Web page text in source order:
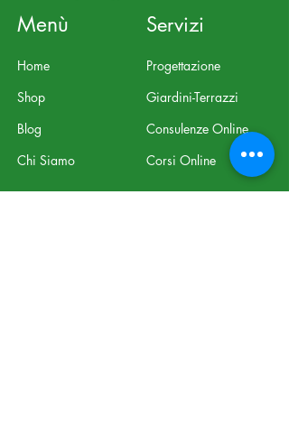
Menù
Home
Shop
Blog
Chi Siamo
Servizi
Progettazione
Giardini-Terrazzi
Consulenze Online
Corsi Online